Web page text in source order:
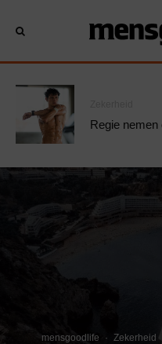
Regie nemen
mensgoodlife · Zekerheid